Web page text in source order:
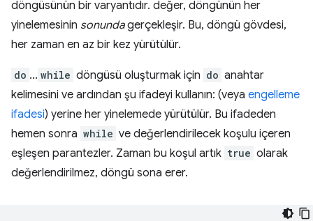
döngüsünün bir varyantıdır. değer, döngünün her
yinelemesinin sonundagerçekleşir. Bu, döngü gövdesi,
her zaman en az bir kez yürütülür.
do ... while döngüsü oluşturmak için do anahtar
kelimesini ve ardından şu ifadeyi kullanın: (veya engelleme
ifadesi) yerine her yinelemede yürütülür. Bu ifadeden
hemen sonra while ve değerlendirilecek koşulu içeren
eşleşen parantezler. Zaman bu koşul artık true olarak
değerlendirilmez, döngü sona erer.